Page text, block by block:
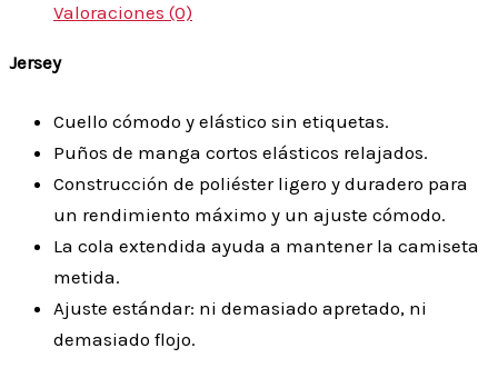
Valoraciones (0)
Jersey
Cuello cómodo y elástico sin etiquetas.
Puños de manga cortos elásticos relajados.
Construcción de poliéster ligero y duradero para
un rendimiento máximo y un ajuste cómodo.
La cola extendida ayuda a mantener la camiseta
metida.
Ajuste estándar: ni demasiado apretado, ni
demasiado flojo.